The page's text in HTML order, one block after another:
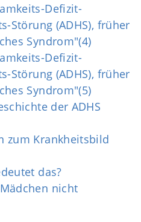
Defizit-
Störung (ADHS), früher
Syndrom"(4)
Defizit-
Störung (ADHS), früher
Syndrom"(5)
der ADHS
zum Krankheitsbild
das?
nicht